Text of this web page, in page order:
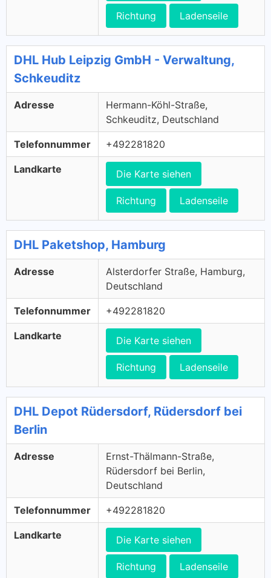
Richtung Ladenseile
DHL Hub Leipzig GmbH - Verwaltung,
Schkeuditz
Adresse
Hermann-Köhl-Straße,
Schkeuditz, Deutschland
Telefonnummer +492281820
Landkarte Die Karte siehen
Richtung Ladenseile
DHL Paketshop, Hamburg
Adresse
Alsterdorfer Straße, Hamburg,
Deutschland
Telefonnummer +492281820
Landkarte Die Karte siehen
Richtung Ladenseile
DHL Depot Rüdersdorf, Rüdersdorf bei
Berlin
Adresse
Ernst-Thälmann-Straße,
Rüdersdorf bei Berlin,
Deutschland
Telefonnummer +492281820
Landkarte Die Karte siehen
Richtung Ladenseile